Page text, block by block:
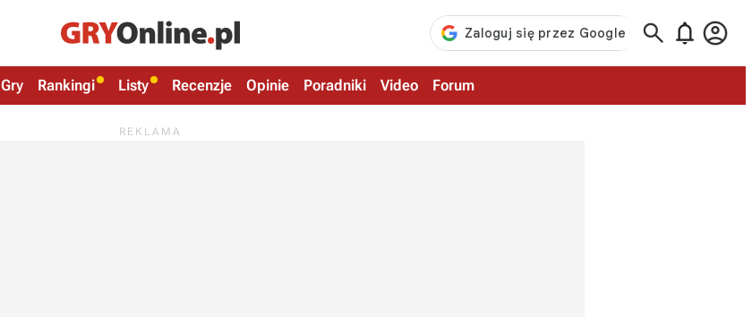
  
Gry Rankingi Listy Recenzje Opinie Poradniki Video Forum